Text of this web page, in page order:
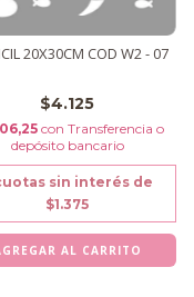
20X30CM COD W2 - 07
$4.125
con Transferencia o
depósito bancario
sin interés de
$1.375